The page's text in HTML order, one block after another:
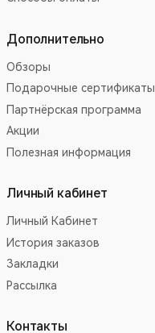
Дополнительно
Обзоры
Подарочные сертификаты
Партнёрская программа
Акции
Полезная информация
Личный кабинет
Личный Кабинет
История заказов
Закладки
Рассылка
Контакты